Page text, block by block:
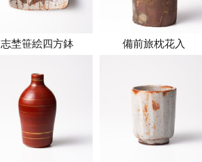
志埜笹絵四方鉢 備前旅枕花入